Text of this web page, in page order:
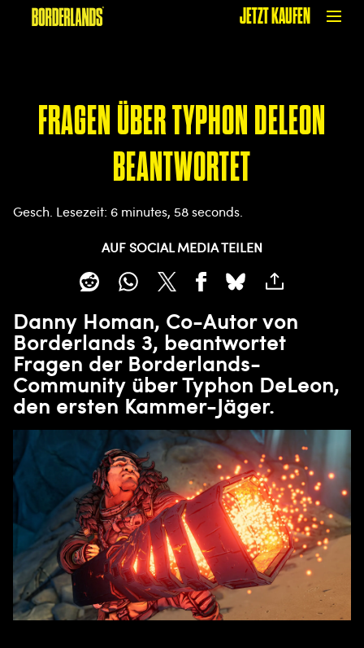
JETZT KAUFEN
FRAGEN ÜBER TYPHON DELEON
BEANTWORTET
Gesch. Lesezeit 6 minutes, 58 seconds
AUF SOCIAL MEDIA TEILEN
Danny Homan, Co-Autor von
Borderlands 3, beantwortet
Fragen der Borderlands-
Community über Typhon DeLeon,
den ersten Kammer-Jäger.